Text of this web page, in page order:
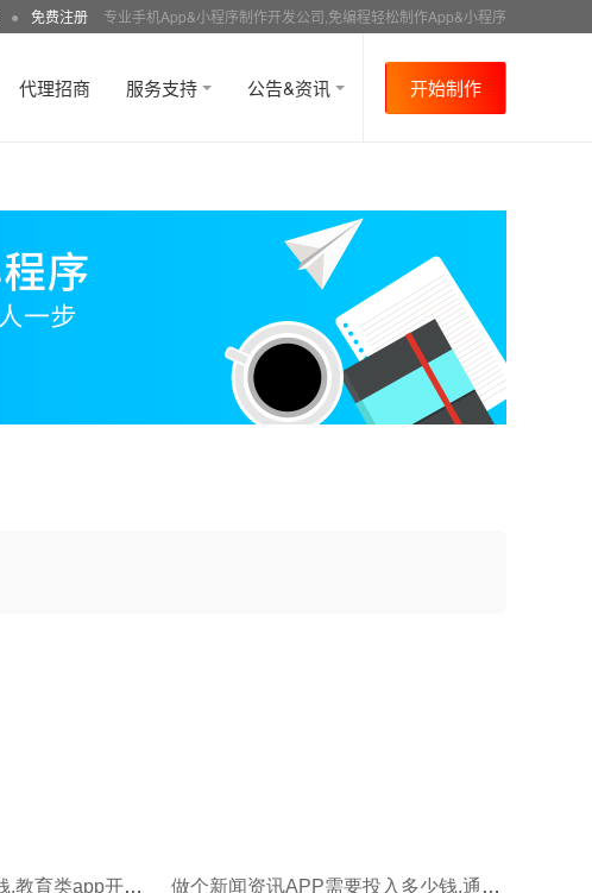
● 免费注册 专业手机App&小程序制作开发公司,免编程轻松制作App&小程序
代理招商 服务支持 公告&资讯 开始制作
做个教育app需要多少钱,教育类app开发多少钱 做个新闻资讯APP需要投入多少钱,通道APP开发